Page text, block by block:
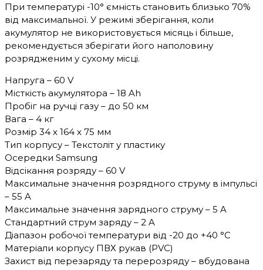
При температурі -10° ємність становить близько 70%
від максимальної. У режимі зберігання, коли
акумулятор не використовується місяць і більше,
рекомендується зберігати його наполовину
розрядженим у сухому місці.
Напруга – 60 V
Місткість акумулятора – 18 Ah
Пробіг на ручці газу – до 50 км
Вага – 4 кг
Розмір 34 х 164 х 75 мм
Тип корпусу – Текстоліт у пластику
Осередки Samsung
Відсікання розряду – 60 V
Максимальне значення розрядного струму в імпульсі
– 55 A
Максимальне значення зарядного струму – 5 A
Стандартний струм заряду – 2 A
Діапазон робочої температури від -20 до +40 °C
Матеріали корпусу ПВХ рукав (PVC)
Захист від перезаряду та перерозряду – вбудована